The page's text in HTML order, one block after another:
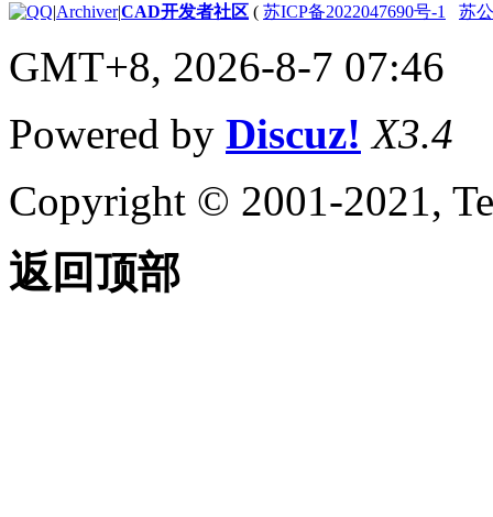
|Archiver|CAD开发者社区 ( 苏ICP备2022047690号-1 苏
GMT+8, 2026-8-7 07:46
Powered by Discuz! X3.4
Copyright © 2001-2021,
返回顶部